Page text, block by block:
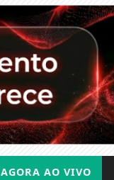
AGORA AO VIVO